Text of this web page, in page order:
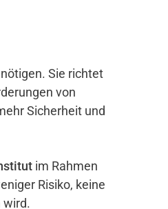
Sie richtet
von
Sicherheit und
im Rahmen
Risiko, keine
wird.